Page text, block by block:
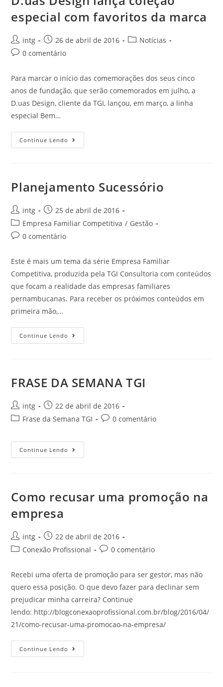
especial com favoritos da marca
intg 26 de abril de 2016
Notícias
0 comentário
Para marcar o início das comemorações dos seus cinco
anos de fundação, que serão comemorados em julho, a
D.uas Design, cliente da TGI, lançou, em março, a linha
especial Bem…
Continue Lendo
Planejamento Sucessório
intg
25 de abril de 2016
Empresa Familiar Competitiva / Gestão
0 comentário
Este é mais um tema da série Empresa Familiar
Competitiva, produzida pela TGI Consultoria com conteúdos
que focam a realidade das empresas familiares
pernambucanas. Para receber os próximos conteúdos em
primeira mão,…
Continue Lendo
FRASE DA SEMANA TGI
intg
22 de abril de 2016
Frase da Semana TGI
0 comentário
Continue Lendo
Como recusar uma promoção na
empresa
intg
22 de abril de 2016
Conexão Profissional
0 comentário
Recebi uma oferta de promoção para ser gestor, mas não
quero essa posição. O que devo fazer para declinar sem
prejudicar minha carreira? Continue
lendo: http://blogconexaoprofissional.com.br/blog/2016/04/
21/como-recusar-uma-promocao-na-empresa/
Continue Lendo